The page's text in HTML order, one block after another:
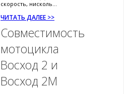
скорость, нисколь...
ЧИТАТЬ ДАЛЕЕ >>
Совместимость
мотоцикла
Восход 2 и
Восход 2М